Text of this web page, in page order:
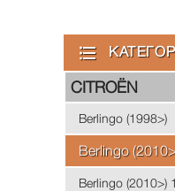
CITROЁN
Berlingo (1998>)
Berlingo
Berlingo (2010>)